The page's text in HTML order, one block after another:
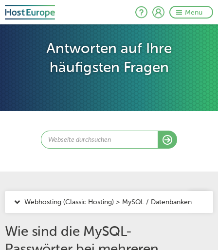
Menu
Antworten auf Ihre
häufigsten Fragen
Webhosting (Classic Hosting) > MySQL / Datenbanken
Wie sind die MySQL-